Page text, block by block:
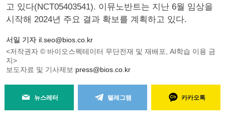
고 있다(NCT05403541). 이뮤노반트는 지난 6월 임상을
시작해 2024년 주요 결과 확보를 계획하고 있다.
서일 기자 il.seo@bios.co.kr
<저작권자 © 바이오스펙테이터 무단전재 및 재배포, AI학습 이용 금
지>
보도자료 및 기사제보 press@bios.co.kr
뉴스레터 텔레그램 카카오톡